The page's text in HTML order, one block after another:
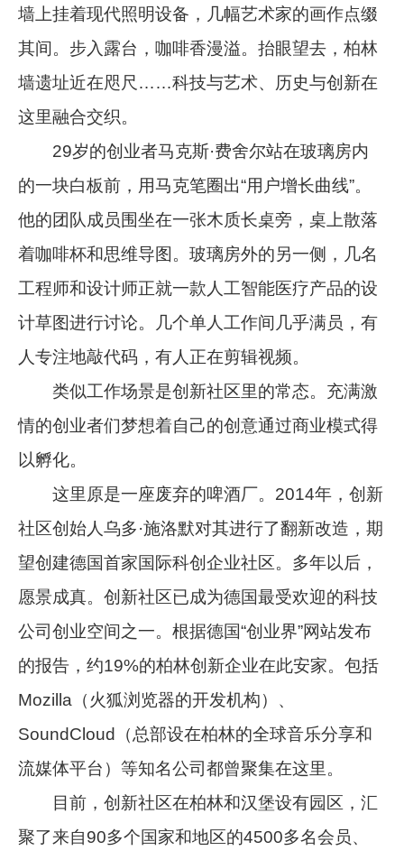
墙上挂着现代照明设备，几幅艺术家的画作点缀
其间。步入露台，咖啡香漫溢。抬眼望去，柏林
墙遗址近在咫尺……科技与艺术、历史与创新在
这里融合交织。
29岁的创业者马克斯·费舍尔站在玻璃房内
的一块白板前，用马克笔圈出“用户增长曲线”。
他的团队成员围坐在一张木质长桌旁，桌上散落
着咖啡杯和思维导图。玻璃房外的另一侧，几名
工程师和设计师正就一款人工智能医疗产品的设
计草图进行讨论。几个单人工作间几乎满员，有
人专注地敲代码，有人正在剪辑视频。
类似工作场景是创新社区里的常态。充满激
情的创业者们梦想着自己的创意通过商业模式得
以孵化。
这里原是一座废弃的啤酒厂。2014年，创新
社区创始人乌多·施洛默对其进行了翻新改造，期
望创建德国首家国际科创企业社区。多年以后，
愿景成真。创新社区已成为德国最受欢迎的科技
公司创业空间之一。根据德国“创业界”网站发布
的报告，约19%的柏林创新企业在此安家。包括
Mozilla（火狐浏览器的开发机构）、
SoundCloud（总部设在柏林的全球音乐分享和
流媒体平台）等知名公司都曾聚集在这里。
目前，创新社区在柏林和汉堡设有园区，汇
聚了来自90多个国家和地区的4500多名会员、